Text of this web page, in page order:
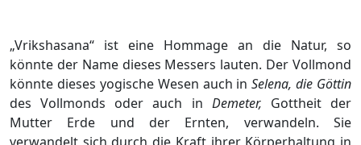
„Vrikshasana“ ist eine Hommage an die Natur, so
könnte der Name dieses Messers lauten. Der Vollmond
könnte dieses yogische Wesen auch inSelena, die Göttin
des Vollmonds oder auch in Demeter, Gottheit der
Mutter Erde und der Ernten, verwandeln. Sie